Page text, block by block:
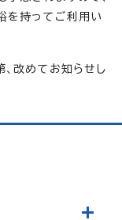
を持ってご利用い
改めてお知らせし